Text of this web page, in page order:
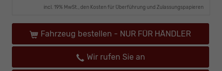
incl. 19% MwSt., den Kosten für Überführung und Zulassungspapieren
Fahrzeug bestellen - NUR FÜR HÄNDLER
Wir rufen Sie an